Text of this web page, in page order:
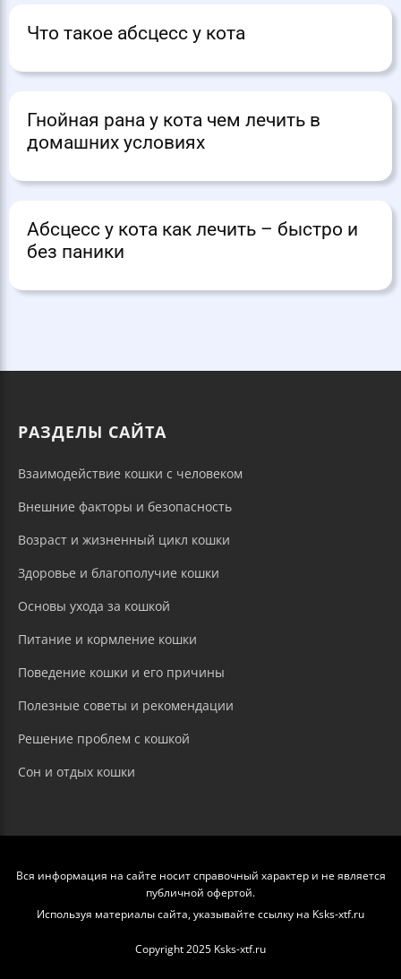
Что такое абсцесс у кота
Гнойная рана у кота чем лечить в
домашних условиях
Абсцесс у кота как лечить – быстро и
без паники
РАЗДЕЛЫ САЙТА
Взаимодействие кошки с человеком
Внешние факторы и безопасность
Возраст и жизненный цикл кошки
Здоровье и благополучие кошки
Основы ухода за кошкой
Питание и кормление кошки
Поведение кошки и его причины
Полезные советы и рекомендации
Решение проблем с кошкой
Сон и отдых кошки
Вся информация на сайте носит справочный характер и не является
публичной офертой.
Используя материалы сайта, указывайте ссылку на Ksks-xtf.ru
Copyright 2025 Ksks-xtf.ru